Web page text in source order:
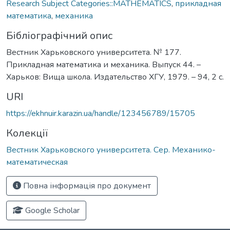
Research Subject Categories::MATHEMATICS, прикладная
математика, механика
Бібліографічний опис
Вестник Харьковского университета. № 177.
Прикладная математика и механика. Выпуск 44. –
Харьков: Вища школа. Издательство ХГУ, 1979. – 94, 2 с.
URI
https://ekhnuir.karazin.ua/handle/123456789/15705
Колекції
Вестник Харьковского университета. Сер. Механико-
математическая
Повна інформація про документ
Google Scholar